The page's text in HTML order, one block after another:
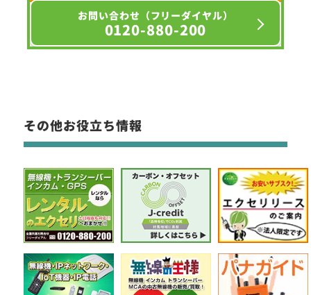
お問い合わせ（フリーダイヤル）
0120-880-200
その他お役立ち情報